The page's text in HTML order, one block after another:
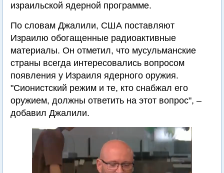
израильской ядерной программе.
По словам Джалили, США поставляют
Израилю обогащенные радиоактивные
материалы. Он отметил, что мусульманские
страны всегда интересовались вопросом
появления у Израиля ядерного оружия.
"Сионистский режим и те, кто снабжал его
оружием, должны ответить на этот вопрос", –
добавил Джалили.